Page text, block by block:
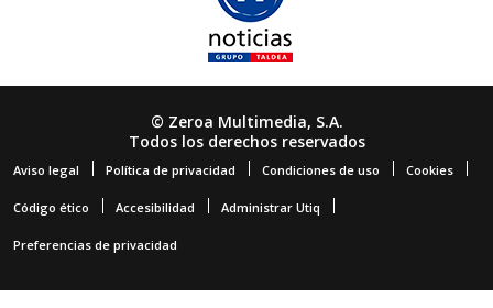
© Zeroa Multimedia, S.A.
Todos los derechos reservados
Aviso legal Política de privacidad Condiciones de uso Cookies
Código ético Accesibilidad Administrar Utiq
Preferencias de privacidad